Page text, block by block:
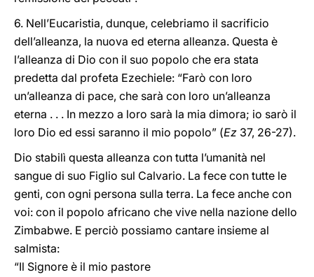
6. Nell’Eucaristia, dunque, celebriamo il sacrificio
dell’alleanza, la nuova ed eterna alleanza. Questa è
l’alleanza di Dio con il suo popolo che era stata
predetta dal profeta Ezechiele: “Farò con loro
un’alleanza di pace, che sarà con loro un’alleanza
eterna . . . In mezzo a loro sarà la mia dimora; io sarò il
loro Dio ed essi saranno il mio popolo” (Ez 37, 26-27).
Dio stabilì questa alleanza con tutta l’umanità nel
sangue di suo Figlio sul Calvario. La fece con tutte le
genti, con ogni persona sulla terra. La fece anche con
voi: con il popolo africano che vive nella nazione dello
Zimbabwe. E perciò possiamo cantare insieme al
salmista:
“Il Signore è il mio pastore